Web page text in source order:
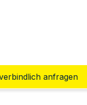
anfragen